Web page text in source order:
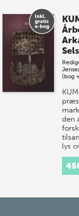
Spar op til
sommer-
Vi gentager succesen
år til vores store
så sæt kryds i
10. j…
(bog
den
lys